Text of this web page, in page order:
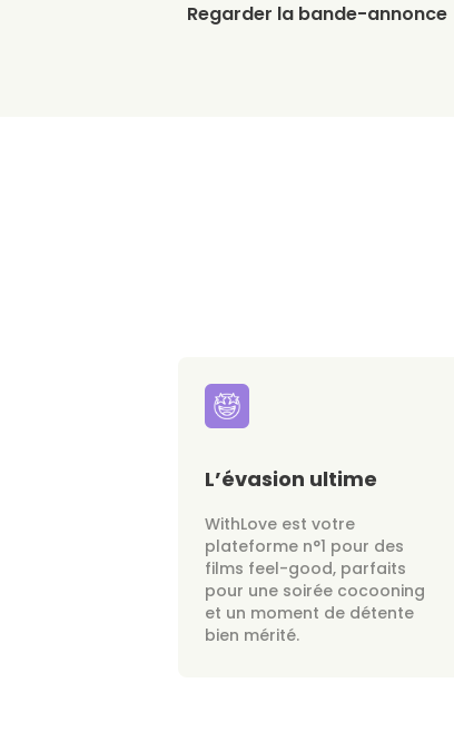
Regarder la bande-annonce
L’évasion ultime
WithLove est votre
plateforme n°1 pour des
films feel-good, parfaits
pour une soirée cocooning
et un moment de détente
bien mérité.